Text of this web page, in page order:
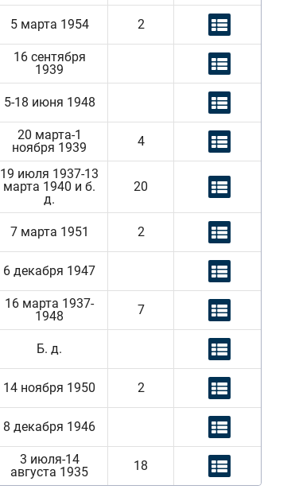
5 марта 1954 2
16 сентября
1939
5-18 июня 1948
20 марта-1
ноября 1939
4
19 июля 1937-13
марта 1940 и б.
д.
20
7 марта 1951 2
6 декабря 1947
16 марта 1937-
1948
7
Б. д.
14 ноября 1950 2
8 декабря 1946
3 июля-14
августа 1935
18